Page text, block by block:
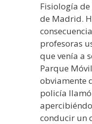
Fisiología
de Madrid.
profesoras
que venía a
Parque
obviamente
policía llamó
conducir un